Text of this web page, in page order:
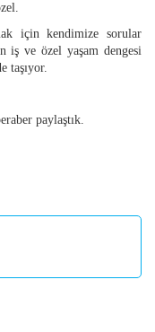
için kendimize sorular
iş ve özel yaşam dengesi
taşıyor.
paylaştık.